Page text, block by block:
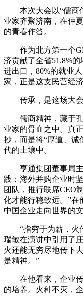
本次大会以“儒商传
业家齐聚济南，在仲
的青春作答。
作为北方第一个
济贡献了全省51.8%
进出口，80%的就业
家，正是这支民营经
传承，是这场大会
儒商精神，藏于孔
业家的骨血之中。真
抄，而是将“厚道、诚
代的土壤中。
亨通集团董事局主
践：海外并购企业时
团队，推行联席CEO
化才能行稳致远。”在
中国企业走向世界的文
“指穷于为薪，火传
瑞敏在演讲中引用了
火还能无穷尽地传下
是精神。”
在他看来，企业传
的培养。火种不灭，